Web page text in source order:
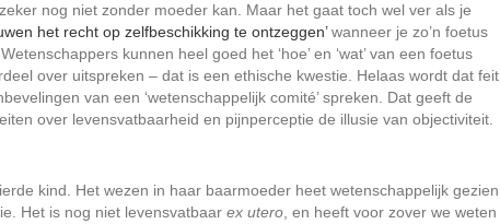
nog niet zonder moeder kan. Maar het gaat toch wel ver als je
het recht op zelfbeschikking te ontzeggen’wanneer je zo’n foetus
kunnen heel goed het ‘hoe’ en ‘wat’ van een foetus
over uitspreken – dat is een ethische kwestie. Helaas wordt dat feit
van een ‘wetenschappelijk comité’ spreken. Dat geeft de
over levensvatbaarheid en pijnperceptie de illusie van objectiviteit.
kind. Het wezen in haar baarmoeder heet wetenschappelijk gezien
Het is nog niet levensvatbaar ex utero, en heeft voor zover we weten